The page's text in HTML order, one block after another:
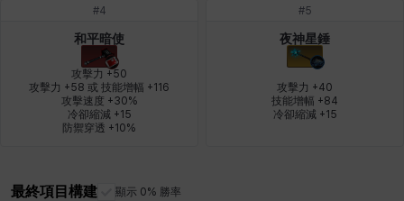
蓋瑞特 達爾科
阿爾達 雪琳
青燕 馬庫斯 馬格努斯
#4
和平暗使
攻擊力 +50
攻擊力 +58 或 技能增幅 +116
攻擊速度 +30%
冷卻縮減 +15
防禦穿透 +10%
#5
夜神星錘
攻擊力 +40
技能增幅 +84
冷卻縮減 +15
最終項目構建 顯示 0% 勝率